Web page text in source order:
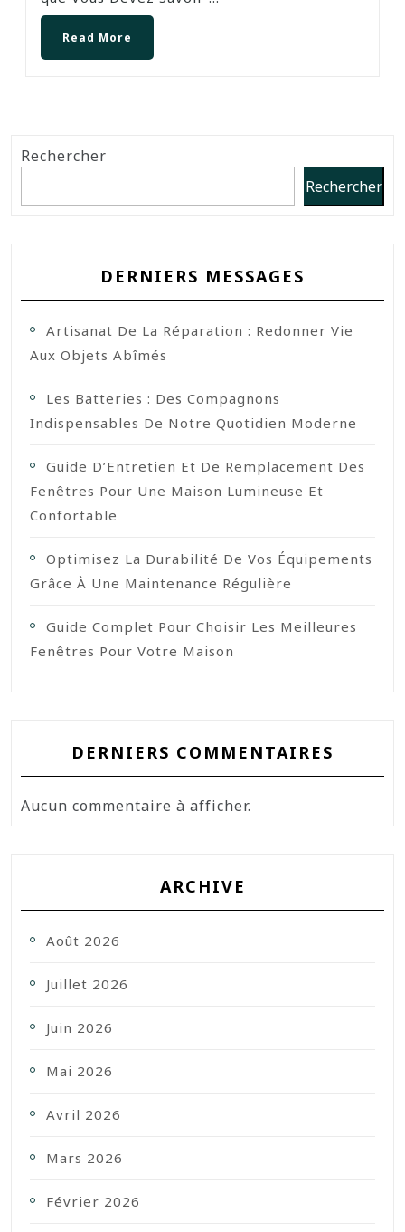
Read More
Rechercher
Rechercher
DERNIERS MESSAGES
Artisanat De La Réparation : Redonner Vie
Aux Objets Abîmés
Les Batteries : Des Compagnons
Indispensables De Notre Quotidien Moderne
Guide D’Entretien Et De Remplacement Des
Fenêtres Pour Une Maison Lumineuse Et
Confortable
Optimisez La Durabilité De Vos Équipements
Grâce À Une Maintenance Régulière
Guide Complet Pour Choisir Les Meilleures
Fenêtres Pour Votre Maison
DERNIERS COMMENTAIRES
Aucun commentaire à afficher.
ARCHIVE
Août 2026
Juillet 2026
Juin 2026
Mai 2026
Avril 2026
Mars 2026
Février 2026